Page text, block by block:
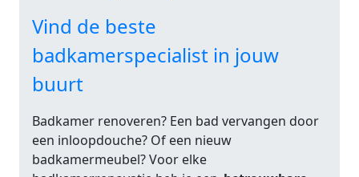
Vind de beste
badkamerspecialist in jouw
buurt
Badkamer renoveren? Een bad vervangen door
een inloopdouche? Of een nieuw
badkamermeubel? Voor elke